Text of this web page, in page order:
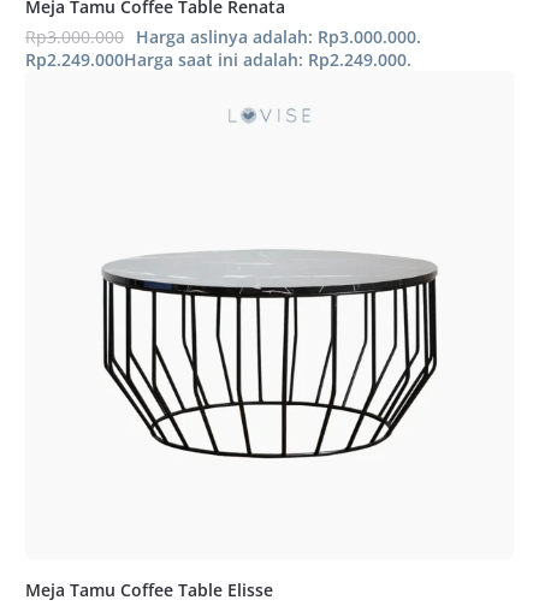
Meja Tamu Coffee Table Renata
Rp3.000.000 Harga aslinya adalah: Rp3.000.000.
Rp2.249.000Harga saat ini adalah: Rp2.249.000.
Meja Tamu Coffee Table Elisse